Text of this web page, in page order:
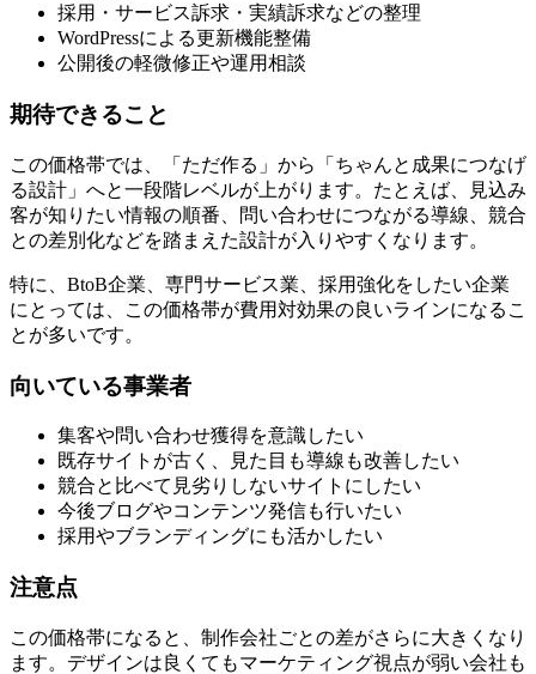
採用・サービス訴求・実績訴求などの整理
WordPressによる更新機能整備
公開後の軽微修正や運用相談
期待できること
この価格帯では、「ただ作る」から「ちゃんと成果につなげ
る設計」へと一段階レベルが上がります。たとえば、見込み
客が知りたい情報の順番、問い合わせにつながる導線、競合
との差別化などを踏まえた設計が入りやすくなります。
特に、BtoB企業、専門サービス業、採用強化をしたい企業
にとっては、この価格帯が費用対効果の良いラインになるこ
とが多いです。
向いている事業者
集客や問い合わせ獲得を意識したい
既存サイトが古く、見た目も導線も改善したい
競合と比べて見劣りしないサイトにしたい
今後ブログやコンテンツ発信も行いたい
採用やブランディングにも活かしたい
注意点
この価格帯になると、制作会社ごとの差がさらに大きくなり
ます。デザインは良くてもマーケティング視点が弱い会社も